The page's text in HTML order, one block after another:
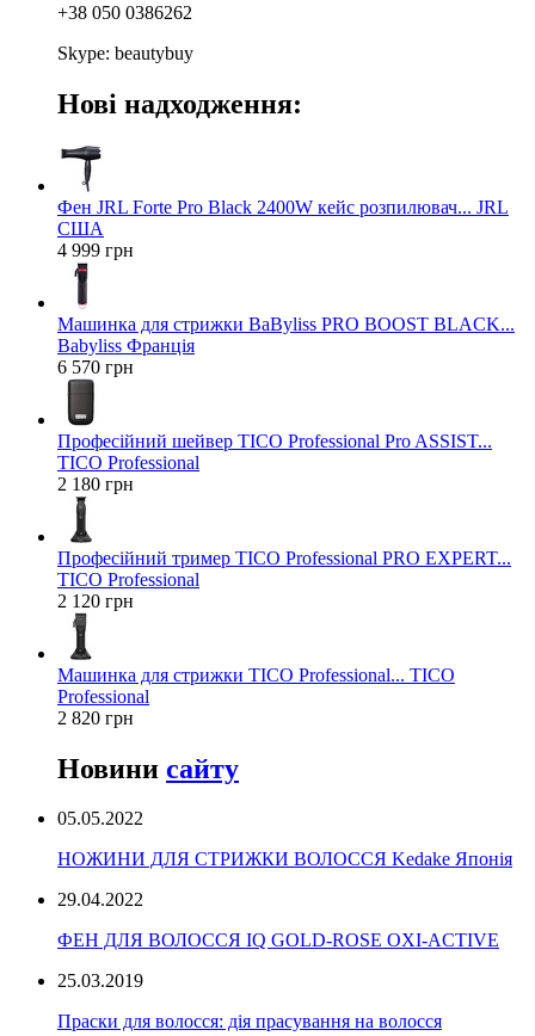
+38 050 0386262
Skype: beautybuy
Нові надходження:
Фен JRL Forte Pro Black 2400W кейс розпилювач... JRL
США
4 999 грн
Машинка для стрижки BaByliss PRO BOOST BLACK...
Babyliss Франція
6 570 грн
Професійний шейвер TICO Professional Pro ASSIST...
TICO Professional
2 180 грн
Професійний тример TICO Professional PRO EXPERT...
TICO Professional
2 120 грн
Машинка для стрижки TICO Professional... TICO
Professional
2 820 грн
Новини сайту
05.05.2022
НОЖИНИ ДЛЯ СТРИЖКИ ВОЛОССЯ Kedake Японія
29.04.2022
ФЕН ДЛЯ ВОЛОССЯ IQ GOLD-ROSE OXI-ACTIVE
25.03.2019
Праски для волосся: дія прасування на волосся